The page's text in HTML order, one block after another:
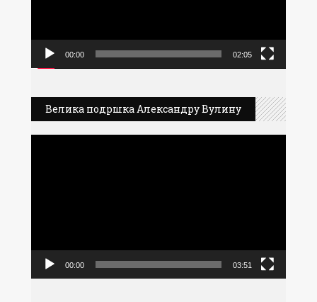
00:00 02:05
Велика подршка Александру Вулину
00:00 03:51